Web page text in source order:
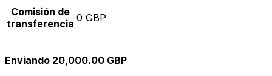
Comisión de
transferencia 0 GBP
Enviando 20,000.00 GBP